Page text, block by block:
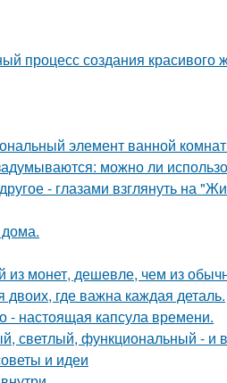
процесс создания красивого
элемент ванной
можно ли
- глазами взглянуть на
монет, дешевле, чем из
двоих, где важна каждая деталь.
- настоящая капсула времени.
светлый, функциональный - и
и идеи